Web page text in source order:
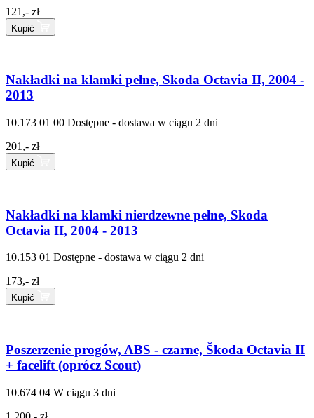
121,- zł
Kupić
Nakładki na klamki pełne, Skoda Octavia II, 2004 -
2013
10.173 01 00 Dostępne - dostawa w ciągu 2 dni
201,- zł
Kupić
Nakładki na klamki nierdzewne pełne, Skoda
Octavia II, 2004 - 2013
10.153 01 Dostępne - dostawa w ciągu 2 dni
173,- zł
Kupić
Poszerzenie progów, ABS - czarne, Škoda Octavia II
+ facelift (oprócz Scout)
10.674 04 W ciągu 3 dni